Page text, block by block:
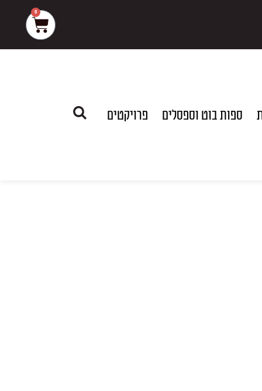
0
עגלת
קניות
ספות בוט וספסלים פרויקטים